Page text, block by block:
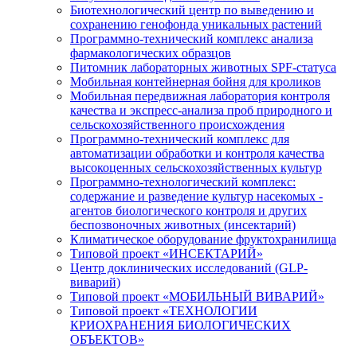
Биотехнологический центр по выведению и
сохранению генофонда уникальных растений
Программно-технический комплекс анализа
фармакологических образцов
Питомник лабораторных животных SPF-статуса
Мобильная контейнерная бойня для кроликов
Мобильная передвижная лаборатория контроля
качества и экспресс-анализа проб природного и
сельскохозяйственного происхождения
Программно-технический комплекс для
автоматизации обработки и контроля качества
высокоценных сельскохозяйственных культур
Программно-технологический комплекс:
содержание и разведение культур насекомых -
агентов биологического контроля и других
беспозвоночных животных (инсектарий)
Климатическое оборудование фруктохранилища
Типовой проект «ИНСЕКТАРИЙ»
Центр доклинических исследований (GLP-
виварий)
Типовой проект «МОБИЛЬНЫЙ ВИВАРИЙ»
Типовой проект «ТЕХНОЛОГИИ
КРИОХРАНЕНИЯ БИОЛОГИЧЕСКИХ
ОБЪЕКТОВ»